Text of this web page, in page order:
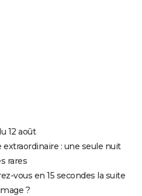
12 août
extraordinaire : une seule nuit
rares
vous en 15 secondes la suite
?